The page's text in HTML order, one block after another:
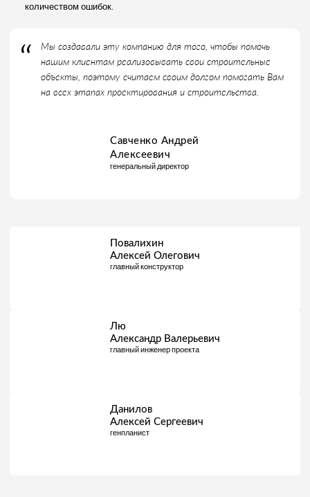
количеством ошибок.
Мы создавали эту компанию для того, чтобы помочь
нашим клиентам реализовывать свои строительные
объекты, поэтому считаем своим долгом помогать Вам
на всех этапах проектирования и строительства.
Савченко Андрей
Алексеевич
генеральный директор
Повалихин
Алексей Олегович
главный конструктор
Лю
Александр Валерьевич
главный инженер проекта
Данилов
Алексей Сергеевич
генпланист